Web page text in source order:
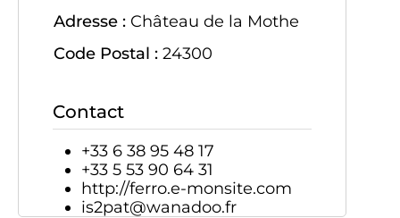
Adresse : Château de la Mothe
Code Postal : 24300
Contact
+33 6 38 95 48 17
+33 5 53 90 64 31
http://ferro.e-monsite.com
is2pat@wanadoo.fr